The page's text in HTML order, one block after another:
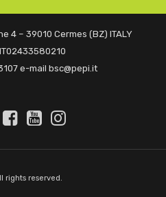
4 – 39010 Cermes (BZ) ITALY
e-mail bsc@pepi.it
rights reserved.